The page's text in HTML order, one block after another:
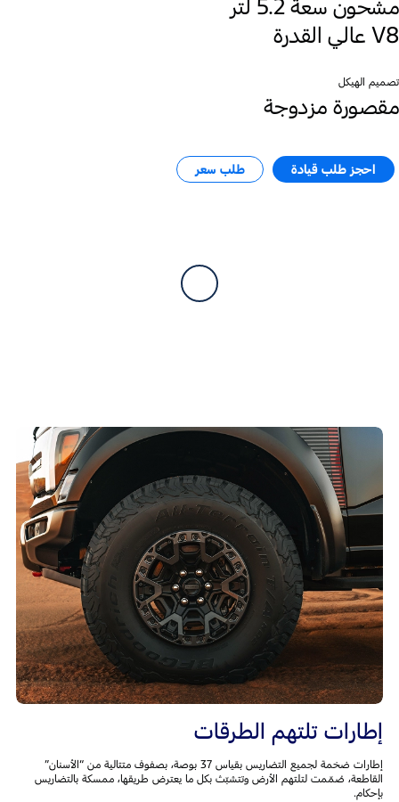
مشحون سعة 5.2 لتر
V8 عالي القدرة
تصميم الهيكل
مقصورة مزدوجة
احجز طلب قيادة طلب سعر
إطارات تلتهم الطرقات
إطارات ضخمة لجميع التضاريس بقياس 37 بوصة، بصفوف متتالية من “الأسنان”
القاطعة، صُمّمت لتلتهم الأرض وتتشبّث بكل ما يعترض طريقها، ممسكة بالتضاريس
بإحكام.